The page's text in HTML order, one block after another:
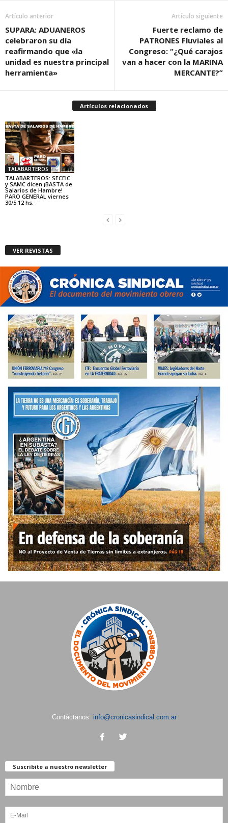
Artículo anterior
SUPARA: ADUANEROS
celebraron su día
reafirmando que «la
unidad es nuestra principal
herramienta»
Artículo siguiente
Fuerte reclamo de
PATRONES Fluviales al
Congreso: “¿Qué carajos
van a hacer con la MARINA
MERCANTE?”
Artículos relacionados
TALABARTEROS
TALABARTEROS: SECEIC
y SAMC dicen ¡BASTA de
Salarios de Hambre!
PARO GENERAL viernes
30/5 12 hs.
VER REVISTAS
Contáctanos: info@cronicasindical.com.ar
Suscribite a nuestro newsletter